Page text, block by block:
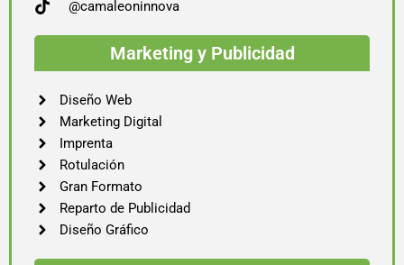
@camaleoninnova
Marketing y Publicidad
Diseño Web
Marketing Digital
Imprenta
Rotulación
Gran Formato
Reparto de Publicidad
Diseño Gráfico